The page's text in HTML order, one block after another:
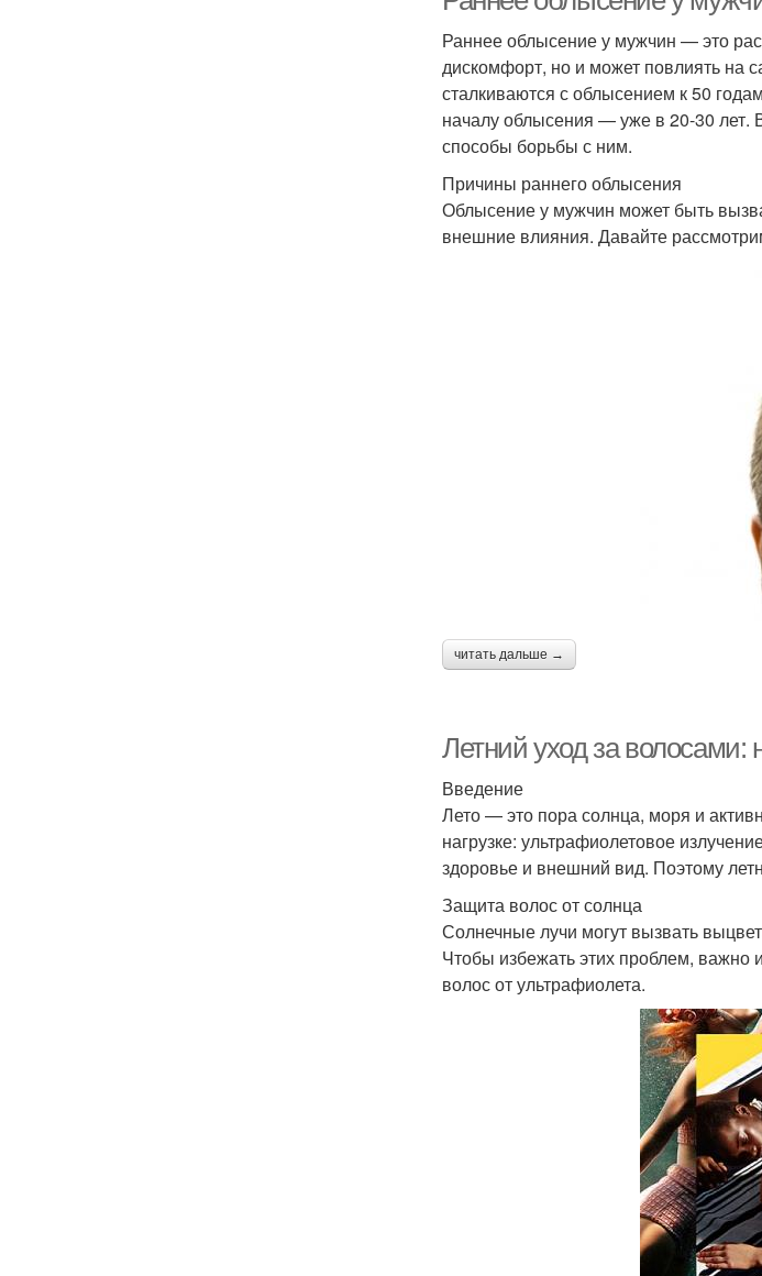
Раннее облысение у мужчин — это
дискомфорт, но и может повлиять на
сталкиваются с облысением к 50
началу облысения — уже в 20-30 лет.
способы борьбы с ним.
Причины раннего облысения
Облысение у мужчин может быть
внешние влияния. Давайте
читать дальше →
Летний уход за волосами:
Введение
Лето — это пора солнца, моря и
нагрузке: ультрафиолетовое
здоровье и внешний вид. Поэтому
Защита волос от солнца
Солнечные лучи могут вызвать
Чтобы избежать этих проблем, важно
волос от ультрафиолета.